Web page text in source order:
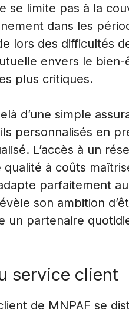
se limite pas à la
dans les
lors des difficultés
envers le bien-
plus critiques.
d’une simple
personnalisés en
L’accès à un
à coûts
parfaitement
son ambition
un partenaire
service client
de MNPAF se